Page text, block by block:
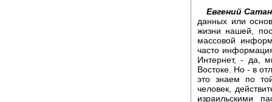
Евгений
данных или
жизни нашей,
массовой
часто
Интернет, - да,
Востоке. Но - в
это знаем по
человек,
израильскими